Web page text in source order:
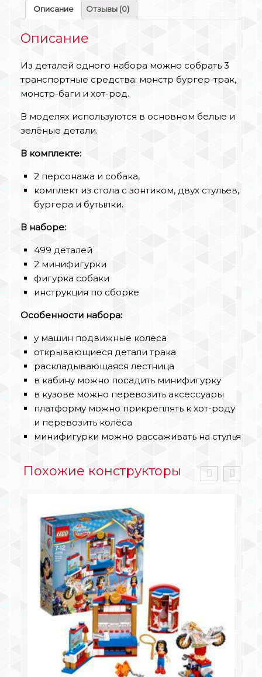
Описание Отзывы (0)
Описание
Из деталей одного набора можно собрать 3
транспортные средства: монстр бургер-трак,
монстр-баги и хот-род.
В моделях используются в основном белые и
зелёные детали.
В комплекте:
2 персонажа и собака,
комплект из стола с зонтиком, двух стульев,
бургера и бутылки.
В наборе:
499 деталей
2 минифигурки
фигурка собаки
инструкция по сборке
Особенности набора:
у машин подвижные колёса
открывающиеся детали трака
раскладывающаяся лестница
в кабину можно посадить минифигурку
в кузове можно перевозить аксессуары
платформу можно прикреплять к хот-роду
и перевозить колёса
минифигурки можно рассаживать на стулья
Похожие конструкторы